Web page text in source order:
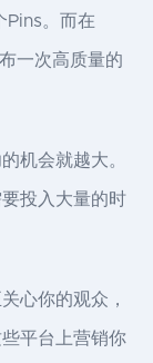
Pins。而在
一次高质量的
机会就越大。
投入大量的时
心你的观众，
平台上营销你